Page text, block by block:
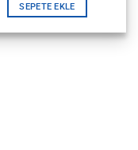
SEPETE EKLE